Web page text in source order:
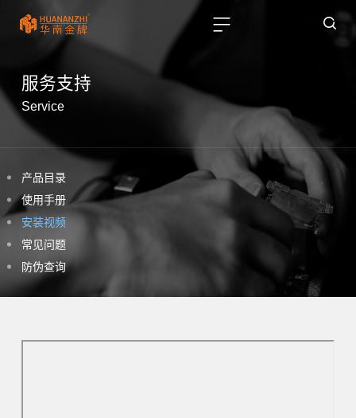
服务支持
Service
产品目录
使用手册
安装视频
常见问题
防伪查询